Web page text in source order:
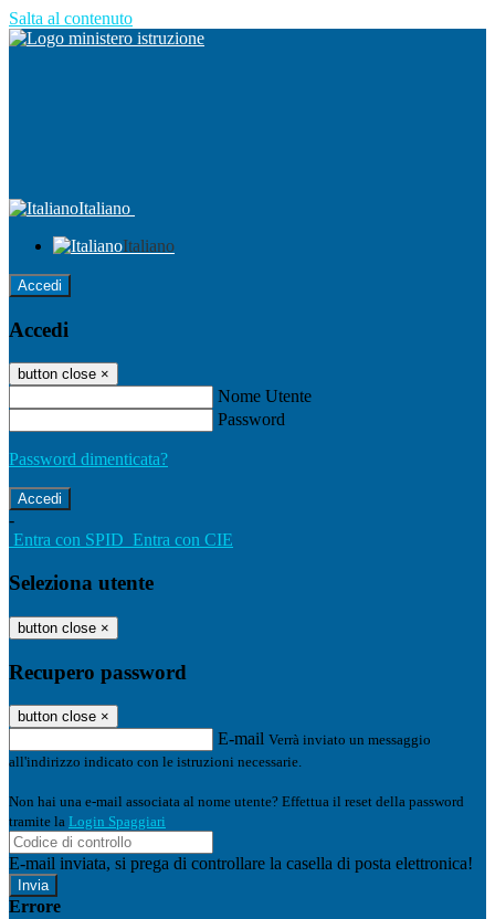
Salta al contenuto
Italiano
Italiano
Accedi
Accedi
button close ×
Nome Utente
Password
Password dimenticata?
-
Entra con SPID Entra con CIE
Seleziona utente
button close ×
Recupero password
button close ×
E-mail Verrà inviato un messaggio
all'indirizzo indicato con le istruzioni necessarie.
Non hai una e-mail associata al nome utente? Effettua il reset della password
tramite la Login Spaggiari
E-mail inviata, si prega di controllare la casella di posta elettronica!
Errore